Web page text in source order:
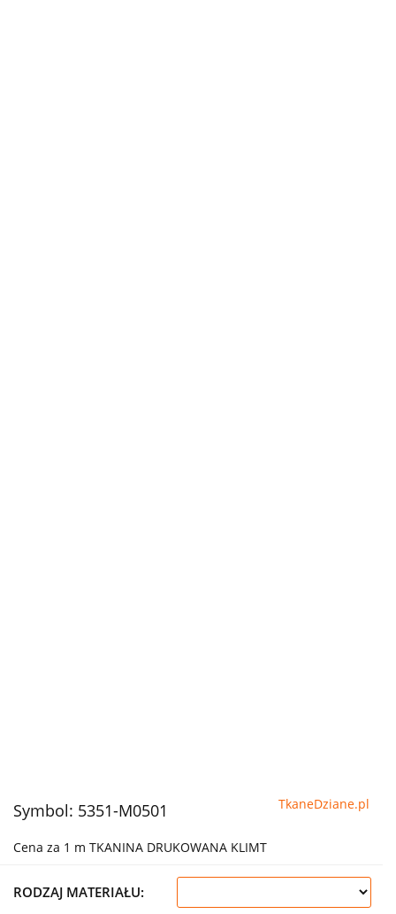
Symbol: 5351-M0501 TkaneDziane.pl
Cena za 1 m TKANINA DRUKOWANA KLIMT
RODZAJ MATERIAŁU: